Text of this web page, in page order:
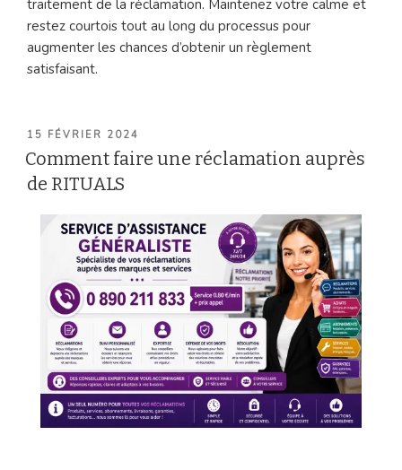
traitement de la réclamation. Maintenez votre calme et
restez courtois tout au long du processus pour
augmenter les chances d’obtenir un règlement
satisfaisant.
PUBLIÉ
LE
15 FÉVRIER 2024
Comment faire une réclamation auprès
de RITUALS